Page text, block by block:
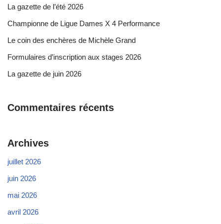
La gazette de l’été 2026
Championne de Ligue Dames X 4 Performance
Le coin des enchères de Michèle Grand
Formulaires d’inscription aux stages 2026
La gazette de juin 2026
Commentaires récents
Archives
juillet 2026
juin 2026
mai 2026
avril 2026